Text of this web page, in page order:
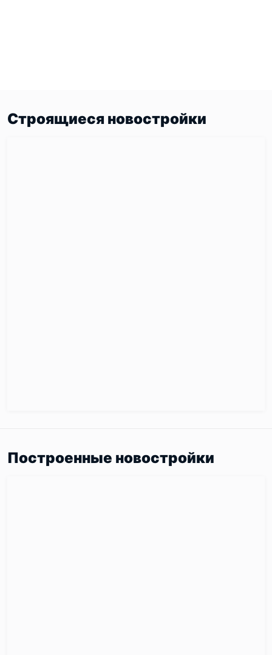
Строящиеся новостройки
Построенные новостройки